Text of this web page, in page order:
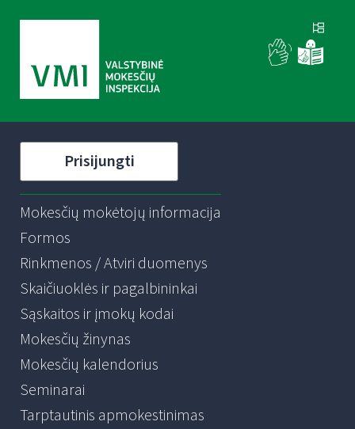
Prisijungti
Mokesčių mokėtojų informacija
Formos
Rinkmenos / Atviri duomenys
Skaičiuoklės ir pagalbininkai
Sąskaitos ir įmokų kodai
Mokesčių žinynas
Mokesčių kalendorius
Seminarai
Tarptautinis apmokestinimas